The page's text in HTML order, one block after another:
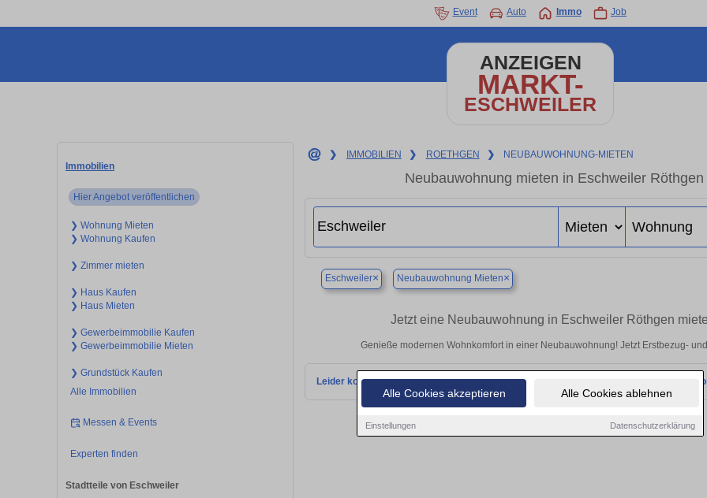
Alle Cookies akzeptieren Alle Cookies ablehnen
Einstellungen Datenschutzerklärung
Event Auto Immo Job
ANZEIGEN
MARKT-
ESCHWEILER
Immobilien
Hier Angebot veröffentlichen
❯ Wohnung Mieten
❯ Wohnung Kaufen
❯ Zimmer mieten
❯ Haus Kaufen
❯ Haus Mieten
❯ Gewerbeimmobilie Kaufen
❯ Gewerbeimmobilie Mieten
❯ Grundstück Kaufen
Alle Immobilien
Messen & Events
Experten finden
Stadtteile von Eschweiler
❯ IMMOBILIEN ❯ ROETHGEN ❯ NEUBAUWOHNUNG-MIETEN
Neubauwohnung mieten in Eschweiler
Eschweiler× Neubauwohnung Mieten×
Jetzt eine Neubauwohnung in Eschweiler Röthgen
Genieße modernen Wohnkomfort in einer Neubauwohnung! Jetzt Erstbezug-
Leider konnten wir derzeit keine passenden Objekte finden. Schauen Sie bald wieder